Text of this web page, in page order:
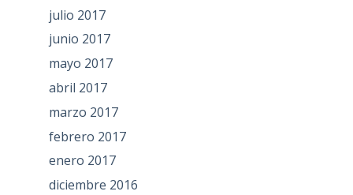
julio 2017
junio 2017
mayo 2017
abril 2017
marzo 2017
febrero 2017
enero 2017
diciembre 2016